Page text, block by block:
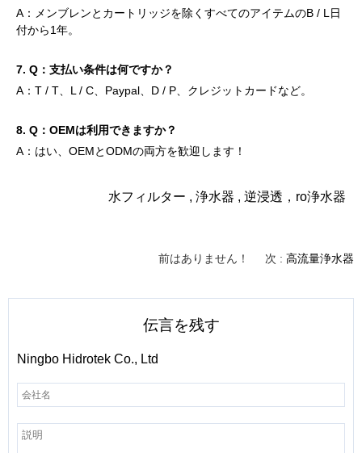
A：メンブレンとカートリッジを除くすべてのアイテムのB / L日
付から1年。
7. Q：支払い条件は何ですか？
A：T / T、L / C、Paypal、D / P、クレジットカードなど。
8. Q：OEMは利用できますか？
A：はい、OEMとODMの両方を歓迎します！
水フィルター , 浄水器 , 逆浸透 ， ro浄水器
次 : 高流量浄水器
前はありません！
伝言を残す
Ningbo Hidrotek Co., Ltd